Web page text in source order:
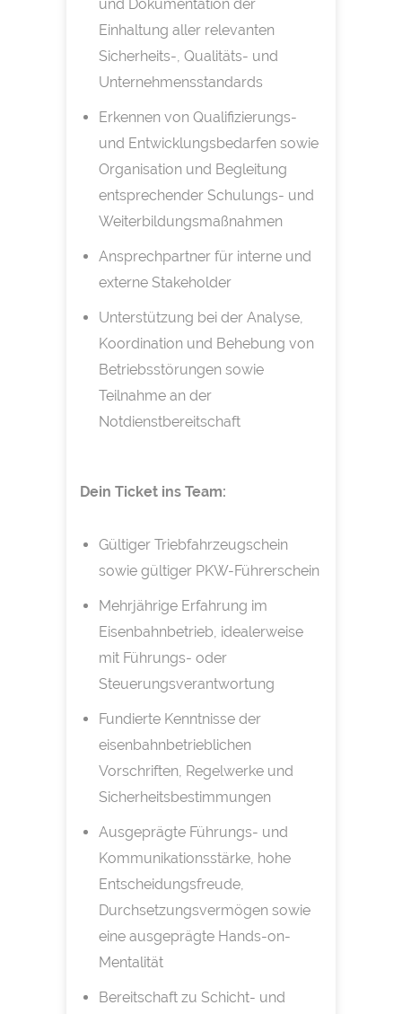
und Dokumentation der
Einhaltung aller relevanten
Sicherheits-, Qualitäts- und
Unternehmensstandards
Erkennen von Qualifizierungs-
und Entwicklungsbedarfen sowie
Organisation und Begleitung
entsprechender Schulungs- und
Weiterbildungsmaßnahmen
Ansprechpartner für interne und
externe Stakeholder
Unterstützung bei der Analyse,
Koordination und Behebung von
Betriebsstörungen sowie
Teilnahme an der
Notdienstbereitschaft
Dein Ticket ins Team:
Gültiger Triebfahrzeugschein
sowie gültiger PKW-Führerschein
Mehrjährige Erfahrung im
Eisenbahnbetrieb, idealerweise
mit Führungs- oder
Steuerungsverantwortung
Fundierte Kenntnisse der
eisenbahnbetrieblichen
Vorschriften, Regelwerke und
Sicherheitsbestimmungen
Ausgeprägte Führungs- und
Kommunikationsstärke, hohe
Entscheidungsfreude,
Durchsetzungsvermögen sowie
eine ausgeprägte Hands-on-
Mentalität
Bereitschaft zu Schicht- und